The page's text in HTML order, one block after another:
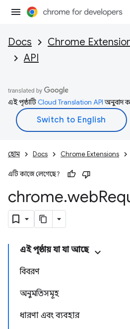
Docs Chrome
API
এই পৃষ্ঠাটিCloud Translation APIঅনুবাদ
হোম Docs Chrome Extensions
এটি কাজে লেগেছে?
chrome.web
এই পৃষ্ঠায় যা যা আছে
বিবরণ
অনুমতিসমূহ
ধারণা এবং ব্যবহার